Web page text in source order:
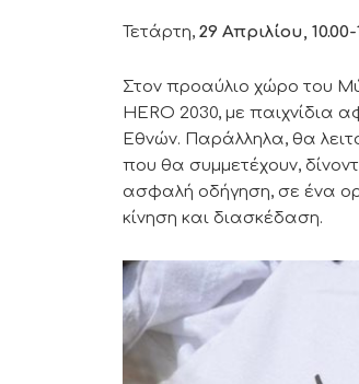
Τετάρτη, 29 Απριλίου,
Στον προαύλιο χώρο του
HERO 2030, με παιχνίδια
Εθνών. Παράλληλα, θα
που θα συμμετέχουν,
ασφαλή οδήγηση, σε ένα
κίνηση και διασκέδαση.